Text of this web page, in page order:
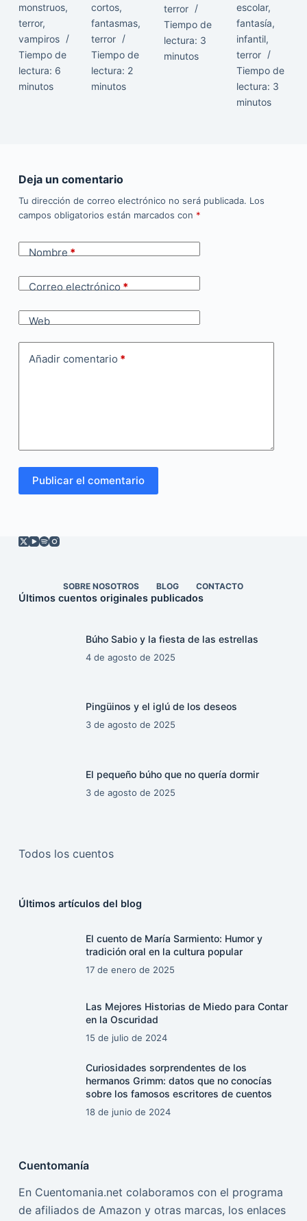
monstruos,
terror,
vampiros
Tiempo de
lectura: 6
minutos
cortos,
fantasmas,
terror
Tiempo de
lectura: 2
minutos
terror
Tiempo de
lectura: 3
minutos
escolar,
fantasía,
infantil,
terror
Tiempo de
lectura: 3
minutos
Deja un comentario
Tu dirección de correo electrónico no será publicada. Los
campos obligatorios están marcados con *
Nombre*
Correo electrónico*
Web
Añadir comentario *
Publicar el comentario
SOBRE NOSOTROS BLOG CONTACTO
Últimos cuentos originales publicados
Búho Sabio y la fiesta de las estrellas
4 de agosto de 2025
Pingüinos y el iglú de los deseos
3 de agosto de 2025
El pequeño búho que no quería dormir
3 de agosto de 2025
Todos los cuentos
Últimos artículos del blog
El cuento de María Sarmiento: Humor y
tradición oral en la cultura popular
17 de enero de 2025
Las Mejores Historias de Miedo para Contar
en la Oscuridad
15 de julio de 2024
Curiosidades sorprendentes de los
hermanos Grimm: datos que no conocías
sobre los famosos escritores de cuentos
18 de junio de 2024
Cuentomanía
En Cuentomania.net colaboramos con el programa
de afiliados de Amazon y otras marcas, los enlaces